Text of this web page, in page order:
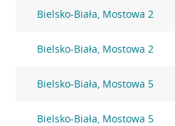
Bielsko-Biała, Mostowa 2
Bielsko-Biała, Mostowa 2
Bielsko-Biała, Mostowa 5
Bielsko-Biała, Mostowa 5